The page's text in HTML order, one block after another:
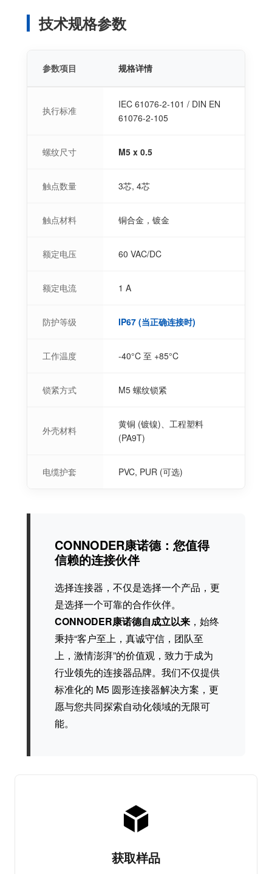
技术规格参数
参数项目 规格详情
执行标准
IEC 61076-2-101 / DIN EN
61076-2-105
螺纹尺寸 M5 x 0.5
触点数量 3芯, 4芯
触点材料 铜合金，镀金
额定电压 60 VAC/DC
额定电流 1 A
防护等级 IP67 (当正确连接时)
工作温度 -40°C 至 +85°C
锁紧方式 M5 螺纹锁紧
外壳材料
黄铜 (镀镍)、工程塑料
(PA9T)
电缆护套 PVC, PUR (可选)
CONNODER康诺德：您值得
信赖的连接伙伴
选择连接器，不仅是选择一个产品，更
是选择一个可靠的合作伙伴。
CONNODER康诺德自成立以来 ，始终
秉持“客户至上，真诚守信，团队至
上，激情澎湃”的价值观，致力于成为
行业领先的连接器品牌。我们不仅提供
标准化的 M5 圆形连接器解决方案，更
愿与您共同探索自动化领域的无限可
能。
获取样品